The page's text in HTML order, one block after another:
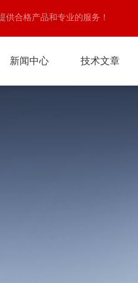
合格产品和专业的服务！
新闻中心 技术文章